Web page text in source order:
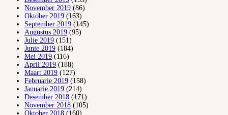
November 2019 (86)
Oktober 2019 (163)
September 2019 (145)
Augustus 2019 (95)
Julie 2019 (151)
Junie 2019 (184)
Mei 2019 (116)
April 2019 (188)
Maart 2019 (127)
Februarie 2019 (158)
Januarie 2019 (214)
Desember 2018 (171)
November 2018 (105)
Oktober 2018 (160)